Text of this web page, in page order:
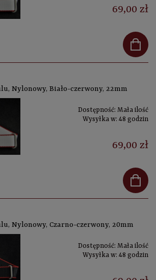
69,00 zł
Nylonowy, Biało-czerwony, 22mm
Dostępność: Mała ilość
Wysyłka w: 48 godzin
69,00 zł
Nylonowy, Czarno-czerwony, 20mm
Dostępność: Mała ilość
Wysyłka w: 48 godzin